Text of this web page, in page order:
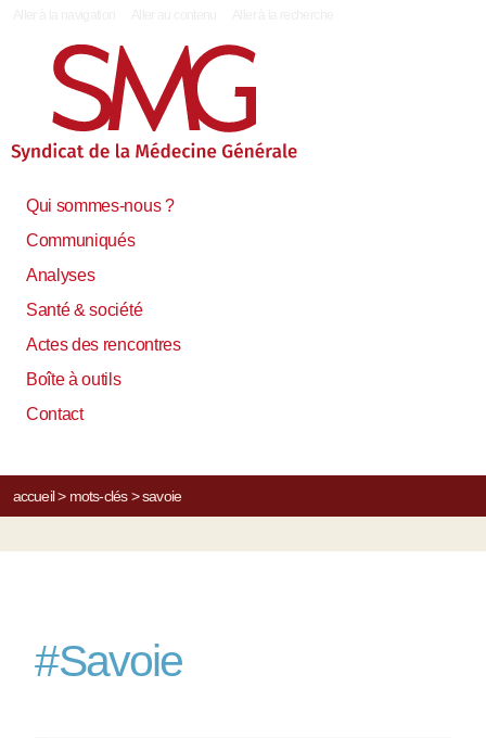
Qui sommes-nous ?
Communiqués
Analyses
Santé & société
Actes des rencontres
Boîte à outils
Contact
accueil> mots-clés> savoie
#Savoie